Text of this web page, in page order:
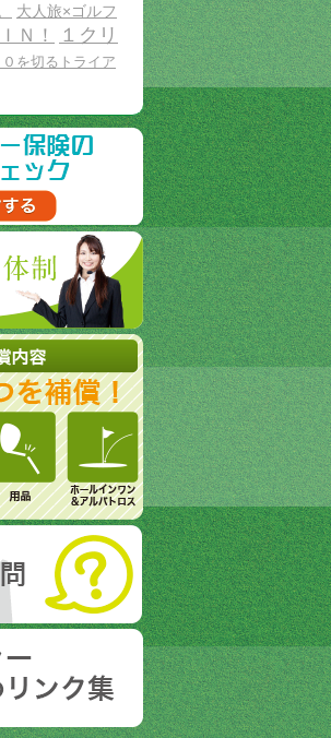
大人旅×ゴルフ
Ｎ！
１クリ
０を切るトライア